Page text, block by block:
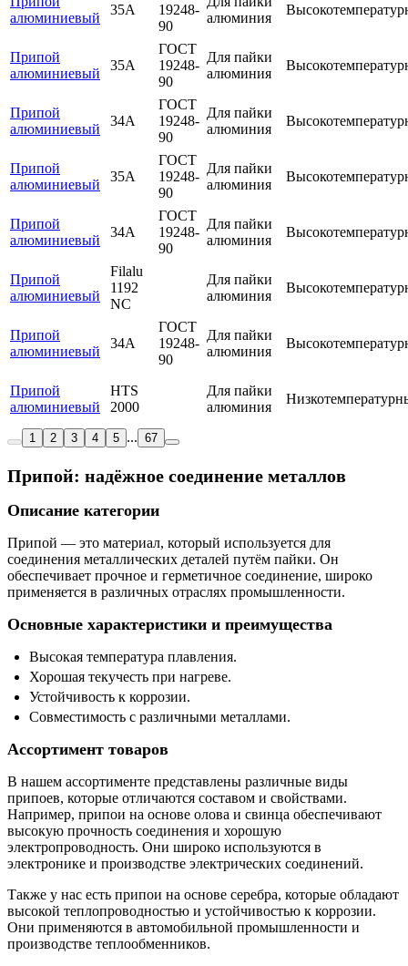
алюминиевый
35А
19248-
90
алюминия
Припой
алюминиевый
35А
ГОСТ
19248-
90
Для пайки
алюминия
Припой
алюминиевый
34А
ГОСТ
19248-
90
Для пайки
алюминия
Припой
алюминиевый
35А
ГОСТ
19248-
90
Для пайки
алюминия
Припой
алюминиевый
34А
ГОСТ
19248-
90
Для пайки
алюминия
Припой
алюминиевый
Filalu
1192
NC
Для пайки
алюминия
Припой
алюминиевый
34А
ГОСТ
19248-
90
Для пайки
алюминия
Припой
алюминиевый
HTS
2000
Для пайки
алюминия
1 2 3 4 5 ... 67
Припой: надёжное соединение металлов
Описание категории
Припой — это материал, который используется для
соединения металлических деталей путём пайки. Он
обеспечивает прочное и герметичное соединение, широко
применяется в различных отраслях промышленности.
Основные характеристики и преимущества
Высокая температура плавления.
Хорошая текучесть при нагреве.
Устойчивость к коррозии.
Совместимость с различными металлами.
Ассортимент товаров
В нашем ассортименте представлены различные виды
припоев, которые отличаются составом и свойствами.
Например, припои на основе олова и свинца обеспечивают
высокую прочность соединения и хорошую
электропроводность. Они широко используются в
электронике и производстве электрических соединений.
Также у нас есть припои на основе серебра, которые обладают
высокой теплопроводностью и устойчивостью к коррозии.
Они применяются в автомобильной промышленности и
производстве теплообменников.